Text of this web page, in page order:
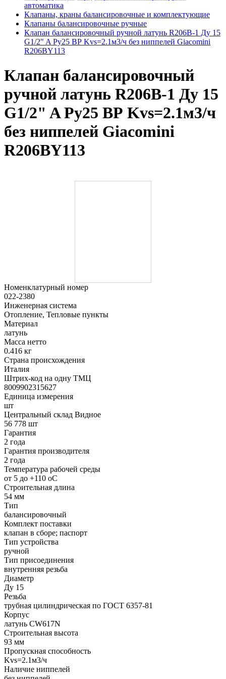
автоматика
Клапаны, краны балансировочные и комплектующие
Клапаны балансировочные ручные
Клапан балансировочный ручной латунь R206B-1 Ду 15
G1/2" A Ру25 ВР Kvs=2.1м3/ч без ниппелей Giacomini
R206BY113
Клапан балансировочный
ручной латунь R206B-1 Ду 15
G1/2" A Ру25 ВР Kvs=2.1м3/ч
без ниппелей Giacomini
R206BY113
Номенклатурный номер
022-2380
Инженерная система
Отопление, Тепловые пункты
Материал
латунь
Масса нетто
0.416 кг
Страна происхождения
Италия
Штрих-код на одну ТМЦ
8009902315627
Единица измерения
шт
Центральный склад Видное
56 778 шт
Гарантия
2 года
Гарантия производителя
2 года
Температура рабочей среды
от 5 до +110 oC
Строительная длина
54 мм
Тип
балансировочный
Комплект поставки
клапан в сборе; паспорт
Тип устройства
ручной
Тип присоединения
внутренняя резьба
Диаметр
Ду 15
Резьба
трубная цилиндрическая по ГОСТ 6357-81
Корпус
латунь CW617N
Строительная высота
93 мм
Пропускная способность
Kvs=2.1м3/ч
Наличие ниппелей